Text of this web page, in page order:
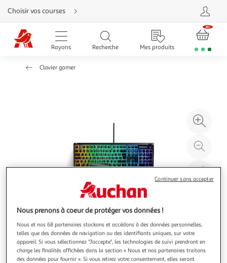
Aller
directement
au
contenu
Aller
directement
Aller
Choisir vos courses
Rayons Recherche Mes produits
Clavier gamer
à
100
le
Illustration
précédente
Illustration
suivante
Nous prenons à coeur de protéger vos données !
Nous et nos 68 partenaires stockons et accédons à des données personnelles,
telles que des données de navigation ou des identifiants uniques, sur votre
appareil. Si vous sélectionnez "J'accepte", les technologies de suivi prendront en
charge les finalités affichées dans la section « Nous et nos partenaires traitons
des données pour fournir ». Si vous retirez votre consentement, elles seront
Continuer sans accepter